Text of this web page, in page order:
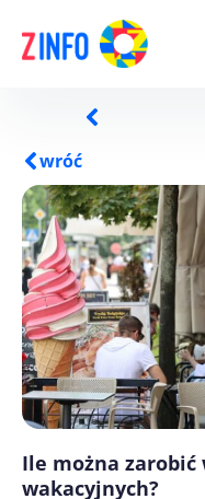
wróć
Ile można
wakacyjnych?